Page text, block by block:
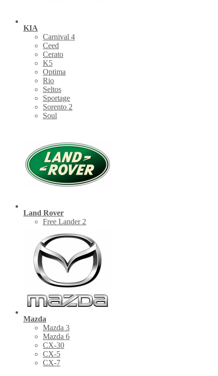
KIA
Carnival 4
Ceed
Cerato
K5
Optima
Rio
Seltos
Sportage
Sorento 2
Soul
Land Rover
Free Lander 2
Mazda
Mazda 3
Mazda 6
CX-30
СХ-5
CX-7